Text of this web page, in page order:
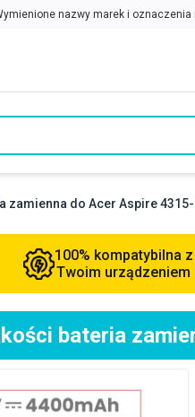
zamienna do Acer Aspire
100% kompatybilna z
Twoim urządzeniem
bateria